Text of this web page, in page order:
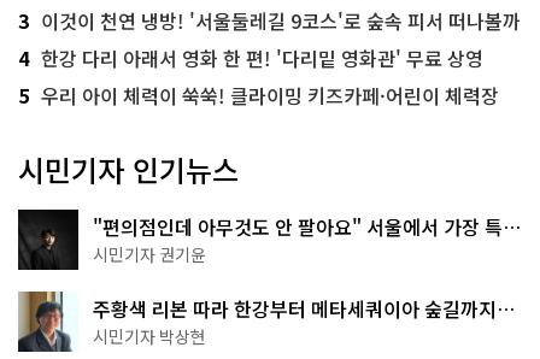
3 이것이 천연 냉방! '서울둘레길 9코스'로 숲속 피서 떠나볼까
4 한강 다리 아래서 영화 한 편! '다리밑 영화관' 무료 상영
5 우리 아이 체력이 쑥쑥! 클라이밍 키즈카페·어린이 체력장
시민기자 인기뉴스
"편의점인데 아무것도 안 팔아요" 서울에서 가장 특별
한 편의점의 정체
시민기자 권기윤
주황색 리본 따라 한강부터 메타세쿼이아 숲길까지…
서울둘레길 15코스
시민기자 박상현